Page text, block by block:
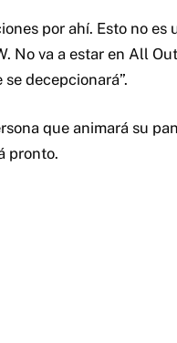
por ahí. Esto no es
No va a estar en All
decepcionará”.
que animará su
pronto.